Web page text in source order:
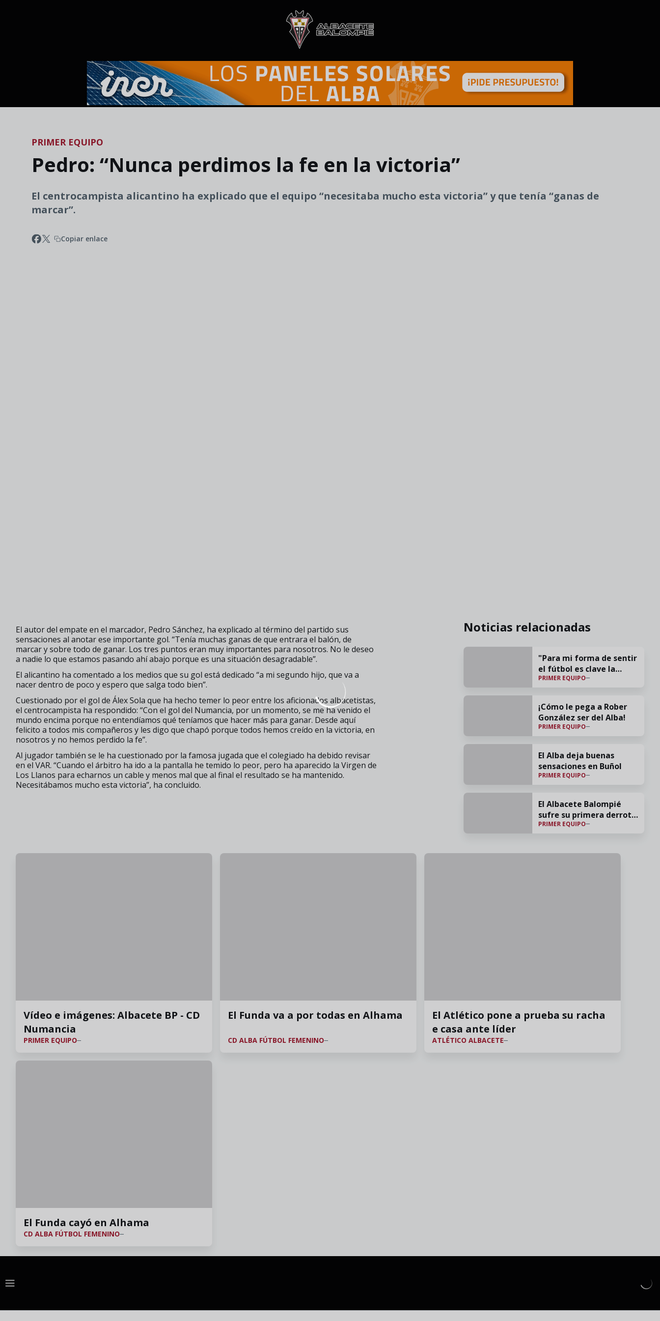
Skip to main content
PRIMER EQUIPO
Pedro: “Nunca perdimos la fe en la victoria”
El centrocampista alicantino ha explicado que el equipo “necesitaba mucho esta victoria” y que tenía “ganas de
marcar”.
Copiar enlace
El autor del empate en el marcador, Pedro Sánchez, ha explicado al término del partido sus
sensaciones al anotar ese importante gol. “Tenía muchas ganas de que entrara el balón, de
marcar y sobre todo de ganar. Los tres puntos eran muy importantes para nosotros. No le deseo
a nadie lo que estamos pasando ahí abajo porque es una situación desagradable”.
El alicantino ha comentado a los medios que su gol está dedicado “a mi segundo hijo, que va a
nacer dentro de poco y espero que salga todo bien”.
Cuestionado por el gol de Álex Sola que ha hecho temer lo peor entre los aficionados albacetistas,
el centrocampista ha respondido: “Con el gol del Numancia, por un momento, se me ha venido el
mundo encima porque no entendíamos qué teníamos que hacer más para ganar. Desde aquí
felicito a todos mis compañeros y les digo que chapó porque todos hemos creído en la victoria, en
nosotros y no hemos perdido la fe”.
Al jugador también se le ha cuestionado por la famosa jugada que el colegiado ha debido revisar
en el VAR. “Cuando el árbitro ha ido a la pantalla he temido lo peor, pero ha aparecido la Virgen de
Los Llanos para echarnos un cable y menos mal que al final el resultado se ha mantenido.
Necesitábamos mucho esta victoria”, ha concluido.
Noticias relacionadas
"Para mi forma de sentir
el fútbol es clave la
confianza y el cariño"
PRIMER EQUIPO
¡Cómo le pega a Rober
González ser del Alba!
PRIMER EQUIPO
El Alba deja buenas
sensaciones en Buñol
PRIMER EQUIPO
El Albacete Balompié
sufre su primera derrota
veraniega
PRIMER EQUIPO
Vídeo e imágenes: Albacete BP - CD
Numancia
PRIMER EQUIPO
El Funda va a por todas en Alhama
CD ALBA FÚTBOL FEMENINO
El Atlético pone a prueba su racha
e casa ante líder
ATLÉTICO ALBACETE
El Funda cayó en Alhama
CD ALBA FÚTBOL FEMENINO